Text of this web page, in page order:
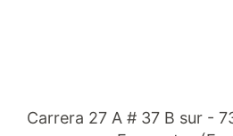
Carrera 27 A # 37 B sur -